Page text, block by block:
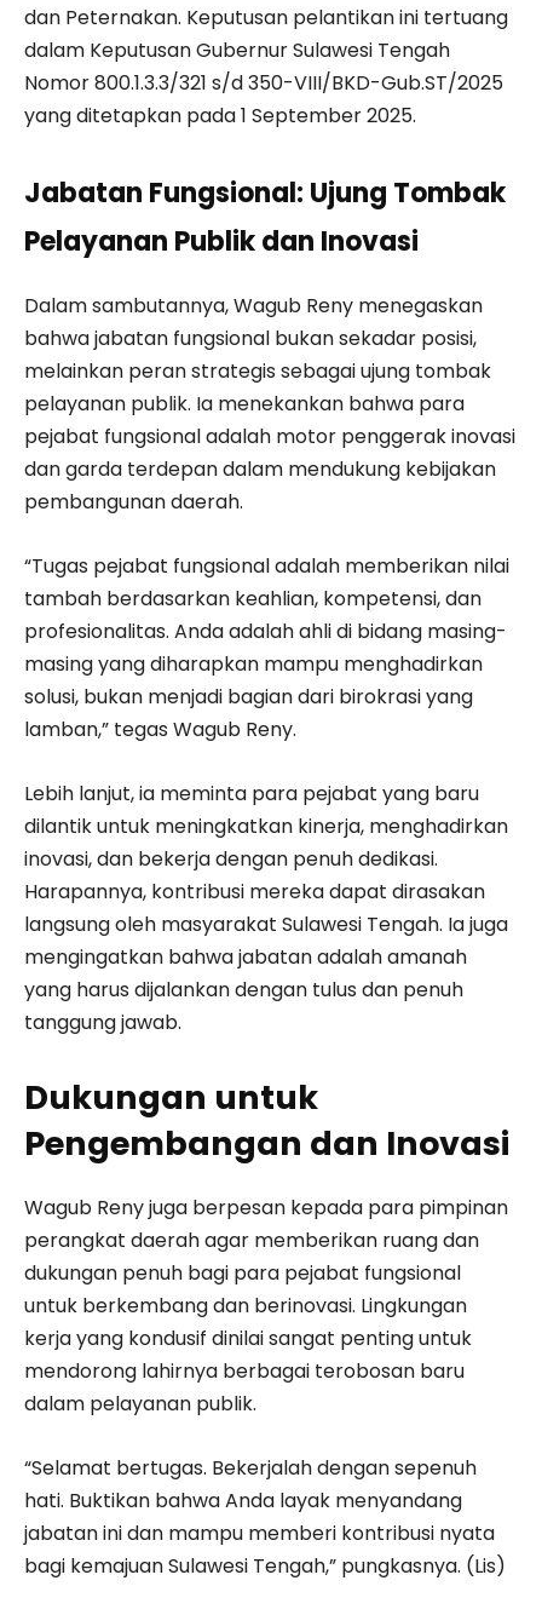
dan Peternakan. Keputusan pelantikan ini tertuang
dalam Keputusan Gubernur Sulawesi Tengah
Nomor 800.1.3.3/321 s/d 350-VIII/BKD-Gub.ST/2025
yang ditetapkan pada 1 September 2025.
Jabatan Fungsional: Ujung Tombak
Pelayanan Publik dan Inovasi
Dalam sambutannya, Wagub Reny menegaskan
bahwa jabatan fungsional bukan sekadar posisi,
melainkan peran strategis sebagai ujung tombak
pelayanan publik. Ia menekankan bahwa para
pejabat fungsional adalah motor penggerak inovasi
dan garda terdepan dalam mendukung kebijakan
pembangunan daerah.
“Tugas pejabat fungsional adalah memberikan nilai
tambah berdasarkan keahlian, kompetensi, dan
profesionalitas. Anda adalah ahli di bidang masing-
masing yang diharapkan mampu menghadirkan
solusi, bukan menjadi bagian dari birokrasi yang
lamban,” tegas Wagub Reny.
Lebih lanjut, ia meminta para pejabat yang baru
dilantik untuk meningkatkan kinerja, menghadirkan
inovasi, dan bekerja dengan penuh dedikasi.
Harapannya, kontribusi mereka dapat dirasakan
langsung oleh masyarakat Sulawesi Tengah. Ia juga
mengingatkan bahwa jabatan adalah amanah
yang harus dijalankan dengan tulus dan penuh
tanggung jawab.
Dukungan untuk
Pengembangan dan Inovasi
Wagub Reny juga berpesan kepada para pimpinan
perangkat daerah agar memberikan ruang dan
dukungan penuh bagi para pejabat fungsional
untuk berkembang dan berinovasi. Lingkungan
kerja yang kondusif dinilai sangat penting untuk
mendorong lahirnya berbagai terobosan baru
dalam pelayanan publik.
“Selamat bertugas. Bekerjalah dengan sepenuh
hati. Buktikan bahwa Anda layak menyandang
jabatan ini dan mampu memberi kontribusi nyata
bagi kemajuan Sulawesi Tengah,” pungkasnya. (Lis)